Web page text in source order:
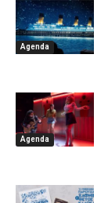
Agenda
Agenda